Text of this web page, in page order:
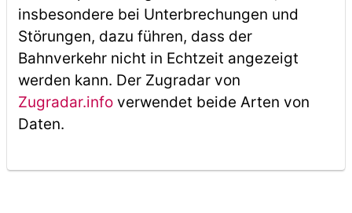
insbesondere bei Unterbrechungen und
Störungen, dazu führen, dass der
Bahnverkehr nicht in Echtzeit angezeigt
werden kann. Der Zugradar von
Zugradar.infoverwendet beide Arten von
Daten.